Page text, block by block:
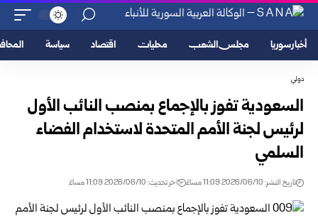
أخبار سوريا مجلس الشعب محليات اقتصاد سياسة
دولي
السعودية تفوز بالإجماع بمنصب النائب الأول
لرئيس لجنة الأمم المتحدة لاستخدام الفضاء
السلمي
تاريخ النشر: 2026/06/10 11:09 مساءً اخر تحديث: 2026/06/10 11:09 مساءً